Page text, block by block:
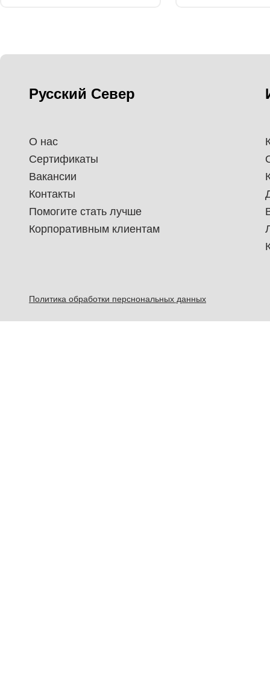
Русский Север
О нас
Сертификаты
Вакансии
Контакты
Помогите стать лучше
Корпоративным клиентам
Политика обработки перснональных данных